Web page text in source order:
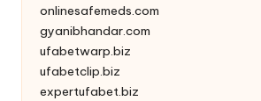
onlinesafemeds.com
gyanibhandar.com
ufabetwarp.biz
ufabetclip.biz
expertufabet.biz